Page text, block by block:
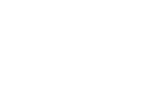
vaňou, balkón